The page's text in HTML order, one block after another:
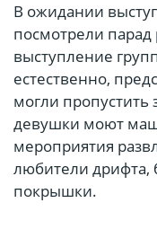
В ожидании
посмотрели
выступление
естественно,
могли пропустить
девушки моют
мероприятия
любители дрифта,
покрышки.